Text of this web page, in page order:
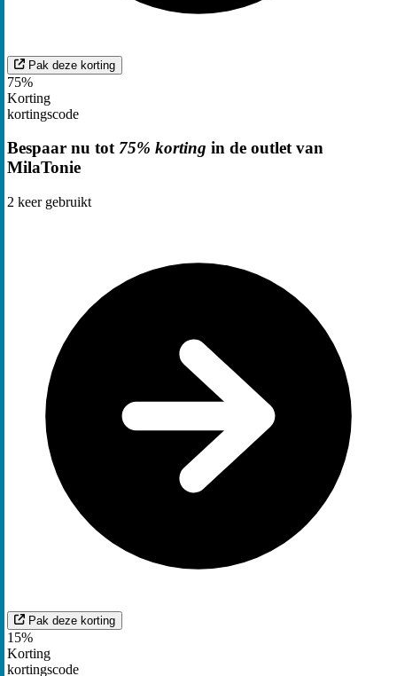
Pak deze korting
75%
Korting
kortingscode
Bespaar nu tot 75% korting in de outlet van
MilaTonie
2 keer gebruikt
Pak deze korting
15%
Korting
kortingscode